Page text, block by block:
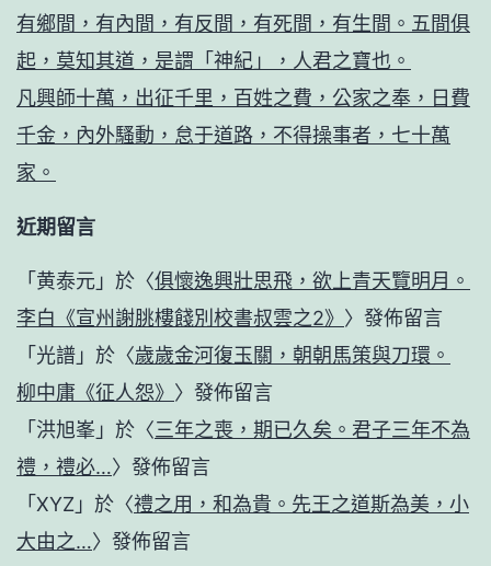
有鄉間，有內間，有反間，有死間，有生間。五間俱
起，莫知其道，是謂「神紀」，人君之寶也。
凡興師十萬，出征千里，百姓之費，公家之奉，日費
千金，內外騷動，怠于道路，不得操事者，七十萬
家。
近期留言
「 黄泰元 」於〈俱懷逸興壯思飛，欲上青天覽明月。
李白《宣州謝朓樓餞別校書叔雲之2》 〉發佈留言
「 光譜 」於〈歲歲金河復玉關，朝朝馬策與刀環。
柳中庸《征人怨》 〉發佈留言
「 洪旭峯 」於〈三年之喪，期已久矣。君子三年不為
禮，禮必…〉發佈留言
「 XYZ 」於〈禮之用，和為貴。先王之道斯為美，小
大由之…〉發佈留言